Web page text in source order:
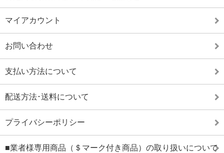
マイアカウント
お問い合わせ
支払い方法について
配送方法･送料について
プライバシーポリシー
■業者様専用商品（＄マーク付き商品）の取り扱いについて